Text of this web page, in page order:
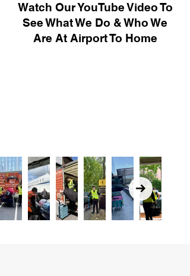
Watch Our YouTube Video To
See What We Do & Who We
Are At Airport To Home